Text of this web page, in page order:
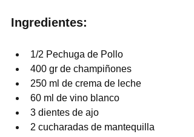
Ingredientes:
1/2 Pechuga de Pollo
400 gr de champiñones
250 ml de crema de leche
60 ml de vino blanco
3 dientes de ajo
2 cucharadas de mantequilla